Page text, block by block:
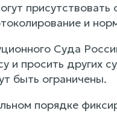
и
Суда
просить других
быть ограничены.
порядке